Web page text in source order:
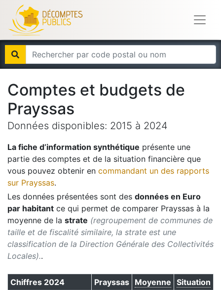
Comptes et budgets de
Prayssas
Données disponibles: 2015 à 2024
La fiche d’information synthétique présente une
partie des comptes et de la situation financière que
vous pouvez obtenir en commandant un des rapports
sur Prayssas.
Les données présentées sont des données en Euro
par habitant ce qui permet de comparer Prayssas à la
moyenne de la strate (regroupement de communes de
taille et de fiscalité similaire, la strate est une
classification de la Direction Générale des Collectivités
Locales)..
Chiffres 2024 Prayssas Moyenne Situation